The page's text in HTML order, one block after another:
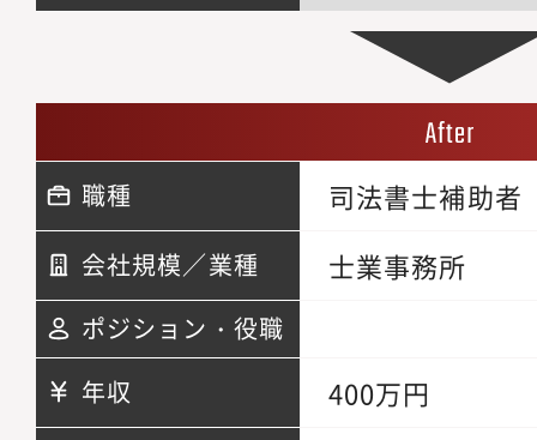
職種 司法書士補助者
会社規模／業種 士業事務所
ポジション・役職
年収
400万円